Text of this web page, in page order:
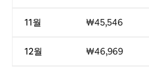
11월
12월
₩45,546
₩46,969